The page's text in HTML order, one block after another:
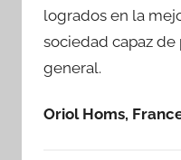
logrados en la
sociedad capaz
general.
Oriol Homs,